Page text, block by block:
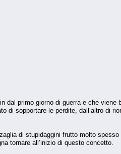
dal primo giorno di guerra e che
sopportare le perdite, dall’altro di
di stupidaggini frutto molto spesso
tornare all’inizio di questo concetto.